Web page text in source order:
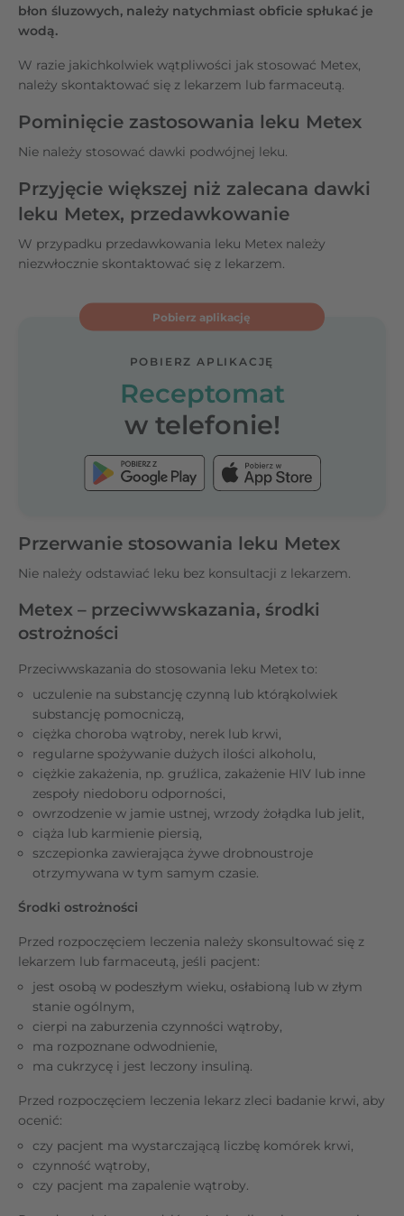
błon śluzowych, należy natychmiast obficie spłukać je
wodą.
W razie jakichkolwiek wątpliwości jak stosować Metex,
należy skontaktować się z lekarzem lub farmaceutą.
Pominięcie zastosowania leku Metex
Nie należy stosować dawki podwójnej leku.
Przyjęcie większej niż zalecana dawki
leku Metex, przedawkowanie
W przypadku przedawkowania leku Metex należy
niezwłocznie skontaktować się z lekarzem.
Pobierz aplikację
POBIERZ APLIKACJĘ
Receptomat
w telefonie!
Przerwanie stosowania leku Metex
Nie należy odstawiać leku bez konsultacji z lekarzem.
Metex – przeciwwskazania, środki
ostrożności
Przeciwwskazania do stosowania leku Metex to:
uczulenie na substancję czynną lub którąkolwiek
substancję pomocniczą,
ciężka choroba wątroby, nerek lub krwi,
regularne spożywanie dużych ilości alkoholu,
ciężkie zakażenia, np. gruźlica, zakażenie HIV lub inne
zespoły niedoboru odporności,
owrzodzenie w jamie ustnej, wrzody żołądka lub jelit,
ciąża lub karmienie piersią,
szczepionka zawierająca żywe drobnoustroje
otrzymywana w tym samym czasie.
Środki ostrożności
Przed rozpoczęciem leczenia należy skonsultować się z
lekarzem lub farmaceutą, jeśli pacjent:
jest osobą w podeszłym wieku, osłabioną lub w złym
stanie ogólnym,
cierpi na zaburzenia czynności wątroby,
ma rozpoznane odwodnienie,
ma cukrzycę i jest leczony insuliną.
Przed rozpoczęciem leczenia lekarz zleci badanie krwi, aby
ocenić:
czy pacjent ma wystarczającą liczbę komórek krwi,
czynność wątroby,
czy pacjent ma zapalenie wątroby.